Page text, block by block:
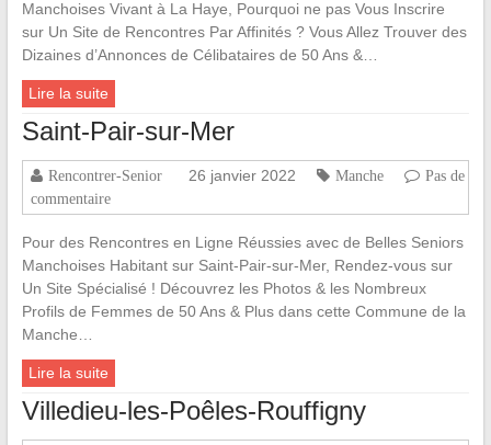
Manchoises Vivant à La Haye, Pourquoi ne pas Vous Inscrire
sur Un Site de Rencontres Par Affinités ? Vous Allez Trouver des
Dizaines d’Annonces de Célibataires de 50 Ans &…
Lire la suite
Saint-Pair-sur-Mer
Rencontrer-Senior 26 janvier 2022 Manche
Pas de
commentaire
Pour des Rencontres en Ligne Réussies avec de Belles Seniors
Manchoises Habitant sur Saint-Pair-sur-Mer, Rendez-vous sur
Un Site Spécialisé ! Découvrez les Photos & les Nombreux
Profils de Femmes de 50 Ans & Plus dans cette Commune de la
Manche…
Lire la suite
Villedieu-les-Poêles-Rouffigny